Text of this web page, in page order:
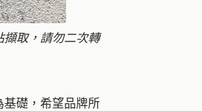
取，請勿二次轉
基礎，希望品牌所